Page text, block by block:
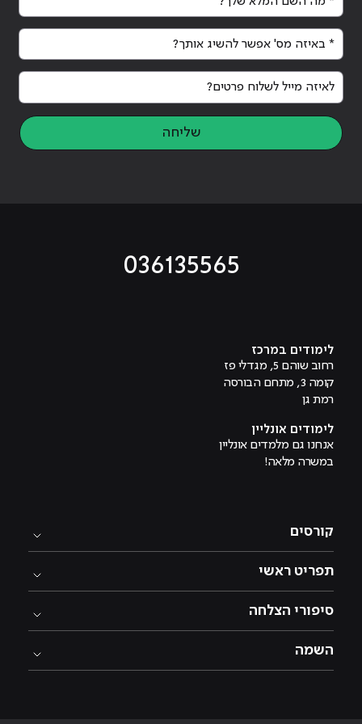
* באיזה מס' אפשר להשיג אותך?
לאיזה מייל לשלוח פרטים?
שליחה
036135565
לימודים במרכז
רחוב שוהם 5, מגדלי פז
קומה 3, מתחם הבורסה
רמת גן
לימודים אונליין
אנחנו גם מלמדים אונליין
במשרה מלאה!
קורסים
תפריט ראשי
סיפורי הצלחה
השמה